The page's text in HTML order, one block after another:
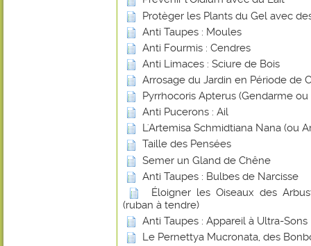
Protèger les Plants du Gel avec
Anti Taupes : Moules
Anti Fourmis : Cendres
Anti Limaces : Sciure de Bois
Arrosage du Jardin en Période de
Pyrrhocoris Apterus (Gendarme ou
Anti Pucerons : Ail
L'Artemisa Schmidtiana Nana (ou
Taille des Pensées
Semer un Gland de Chêne
Anti Taupes : Bulbes de Narcisse
Éloigner les Oiseaux des
(ruban à tendre)
Anti Taupes : Appareil à Ultra-Sons
Le Pernettya Mucronata, des